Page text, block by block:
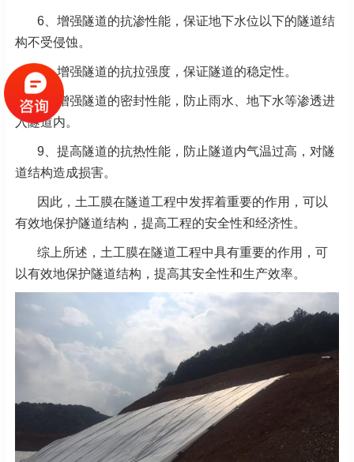
6、增强隧道的抗渗性能，保证地下水位以下的隧道结
构不受侵蚀。
7、增强隧道的抗拉强度，保证隧道的稳定性。
8、增强隧道的密封性能，防止雨水、地下水等渗透进
入隧道内。
9、提高隧道的抗热性能，防止隧道内气温过高，对隧
道结构造成损害。
因此，土工膜在隧道工程中发挥着重要的作用，可以
有效地保护隧道结构，提高工程的安全性和经济性。
综上所述，土工膜在隧道工程中具有重要的作用，可
以有效地保护隧道结构，提高其安全性和生产效率。